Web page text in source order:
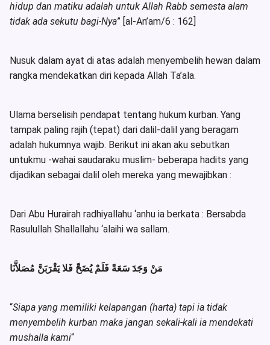
hidup dan matiku adalah untuk Allah Rabb semesta alam
tidak ada sekutu bagi-Nya” [al-An’am/6 : 162]
Nusuk dalam ayat di atas adalah menyembelih hewan dalam
rangka mendekatkan diri kepada Allah Ta’ala.
Ulama berselisih pendapat tentang hukum kurban. Yang
tampak paling rajih (tepat) dari dalil-dalil yang beragam
adalah hukumnya wajib. Berikut ini akan aku sebutkan
untukmu -wahai saudaraku muslim- beberapa hadits yang
dijadikan sebagai dalil oleh mereka yang mewajibkan :
Dari Abu Hurairah radhiyallahu ‘anhu ia berkata : Bersabda
Rasulullah Shallallahu ‘alaihi wa sallam.
مَنْ وَجَدَ سَعَةً فَلَمْ يُضَحِّ فَلا يَقْرَبَنَّ مُصَلاَّنَا
“Siapa yang memiliki kelapangan (harta) tapi ia tidak
menyembelih kurban maka jangan sekali-kali ia mendekati
mushalla kami“